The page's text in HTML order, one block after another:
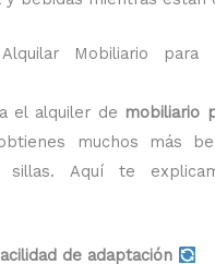
Mobiliario para
el alquiler de mobiliario
muchos más
Aquí te
de adaptación